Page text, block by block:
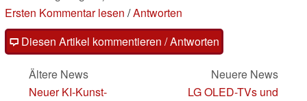
Ersten Kommentar lesen /Antworten
Diesen Artikel kommentieren / Antworten
Ältere News
Neuer KI-Kunst-
Neuere News
LG OLED-TVs und